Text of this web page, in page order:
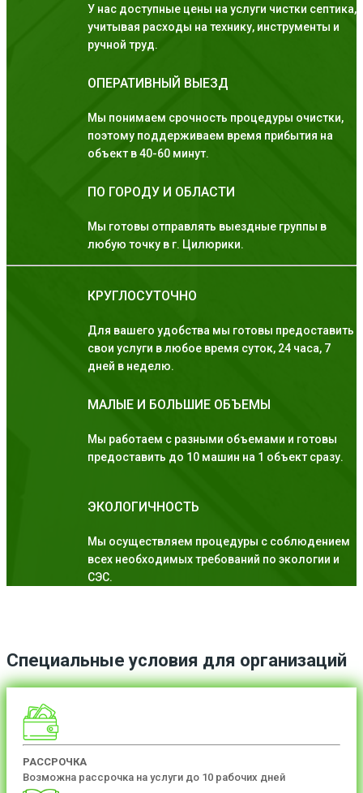
У нас доступные цены на услуги чистки септика,
учитывая расходы на технику, инструменты и
ручной труд.
ОПЕРАТИВНЫЙ ВЫЕЗД
Мы понимаем срочность процедуры очистки,
поэтому поддерживаем время прибытия на
объект в 40-60 минут.
ПО ГОРОДУ И ОБЛАСТИ
Мы готовы отправлять выездные группы в
любую точку в г. Цилюрики.
КРУГЛОСУТОЧНО
Для вашего удобства мы готовы предоставить
свои услуги в любое время суток, 24 часа, 7
дней в неделю.
МАЛЫЕ И БОЛЬШИЕ ОБЪЕМЫ
Мы работаем с разными объемами и готовы
предоставить до 10 машин на 1 объект сразу.
ЭКОЛОГИЧНОСТЬ
Мы осуществляем процедуры с соблюдением
всех необходимых требований по экологии и
СЭС.
Специальные условия для организаций
РАССРОЧКА
Возможна рассрочка на услуги до 10 рабочих дней